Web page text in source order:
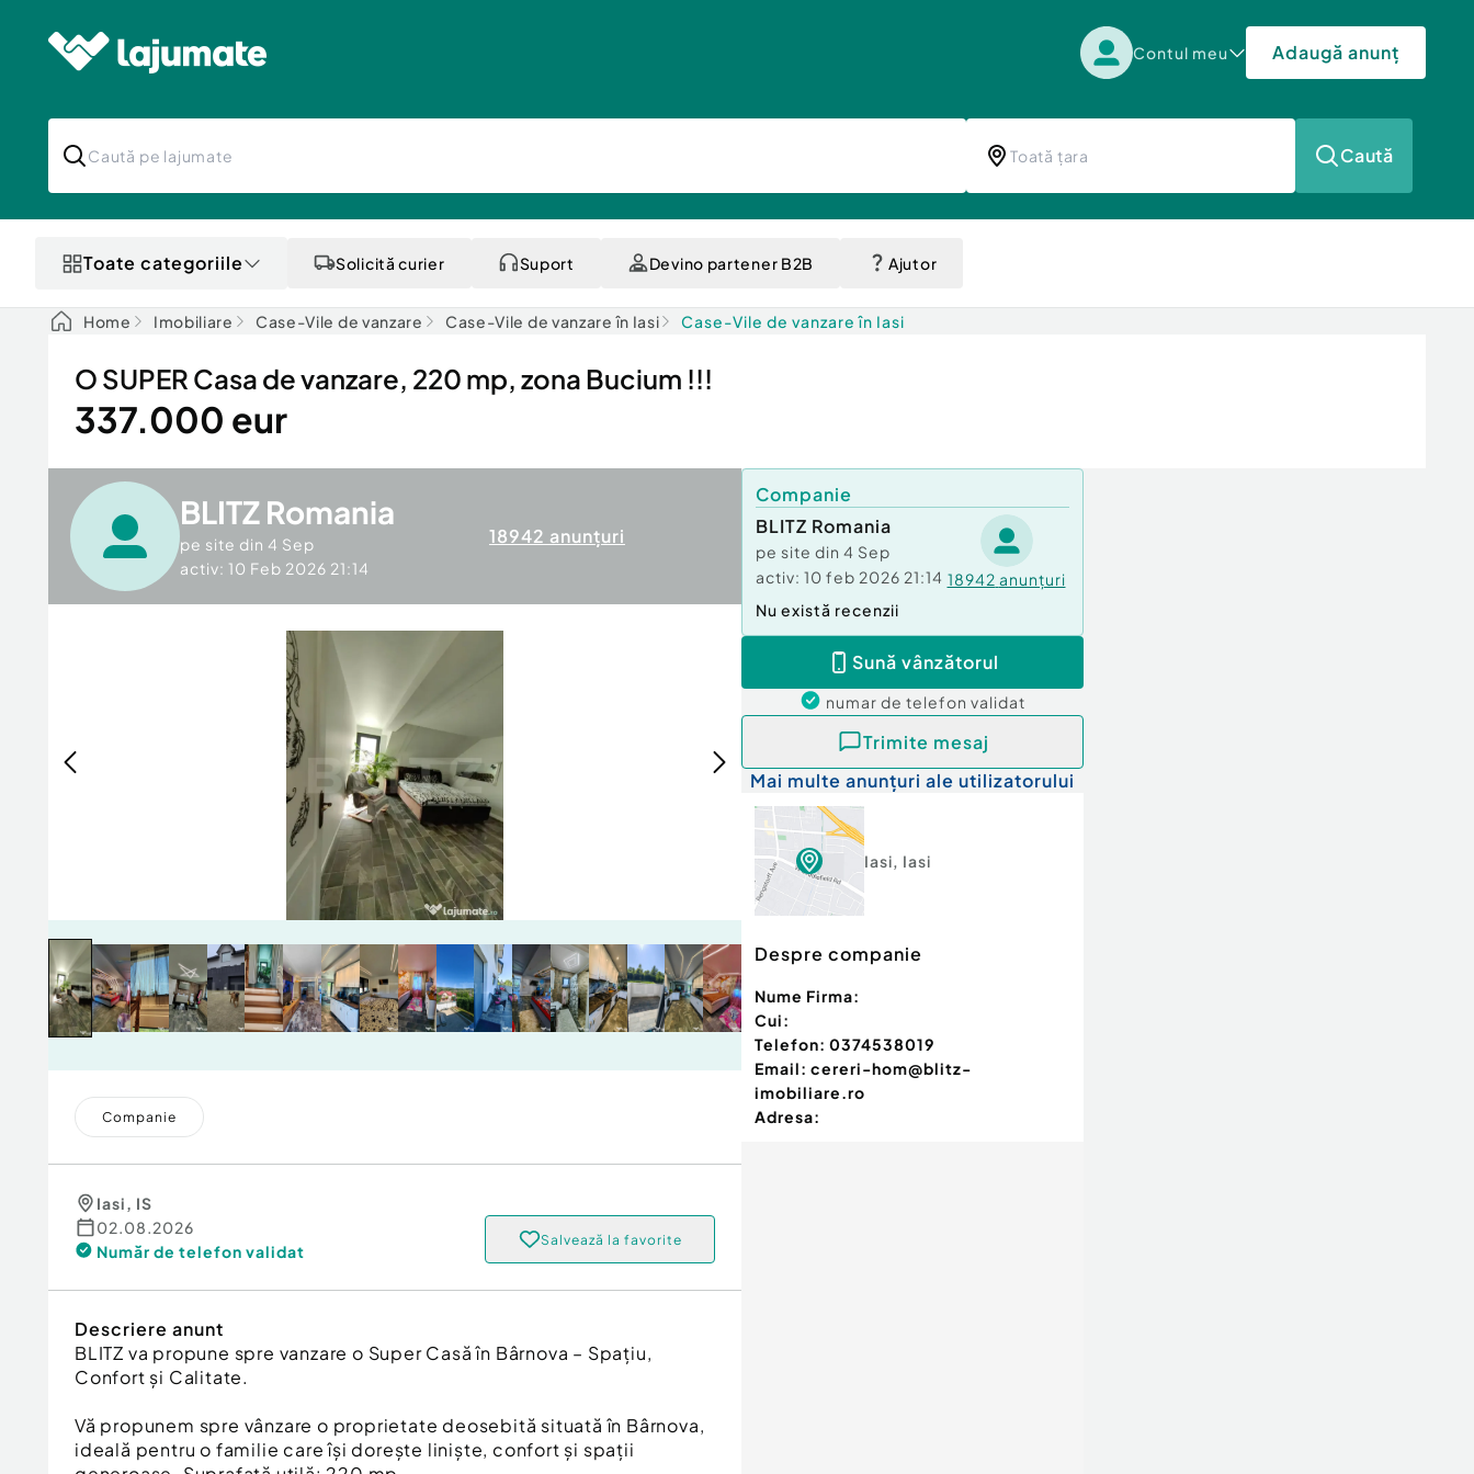
Contul meu Adaugă anunț
Caută
Toate categoriile Solicită curier Suport Devino partener B2B Ajutor
Home Imobiliare Case-Vile de vanzare Case-Vile de vanzare în Iasi Case-Vile de vanzare în Iasi
O SUPER Casa de vanzare, 220 mp, zona Bucium !!!
337.000 eur
BLITZ Romania
pe site din 4 Sep
activ: 10 Feb 2026 21:14
18942 anunțuri
Companie
Iasi, IS
02.08.2026
Număr de telefon validat
Salvează la favorite
Descriere anunt
BLITZ va propune spre vanzare o Super Casă în Bârnova – Spațiu,
Confort și Calitate.
Vă propunem spre vânzare o proprietate deosebită situată în Bârnova,
ideală pentru o familie care își dorește liniște, confort și spații
Companie
BLITZ Romania
pe site din 4 Sep
activ: 10 feb 2026 21:14 18942 anunțuri
Nu există recenzii
Sună vânzătorul
numar de telefon validat
Trimite mesaj
Mai multe anunțuri ale utilizatorului
Iasi, Iasi
Despre companie
Nume Firma:
Cui:
Telefon: 0374538019
Email: cereri-hom@blitz-
imobiliare.ro
Adresa: